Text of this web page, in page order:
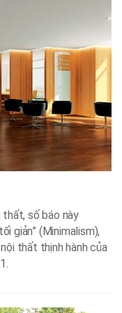
số báo này
giản” (Minimalism),
thất thịnh hành của